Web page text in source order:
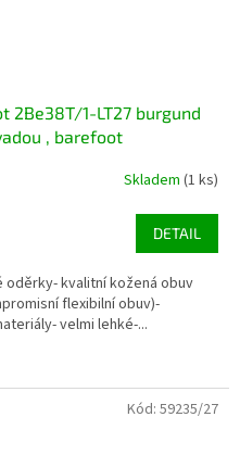
2Be38T/1-LT27 burgund
, barefoot
Skladem (1 ks)
DETAIL
oděrky- kvalitní kožená obuv
flexibilní obuv)-
velmi lehké-...
Kód: 59235/27